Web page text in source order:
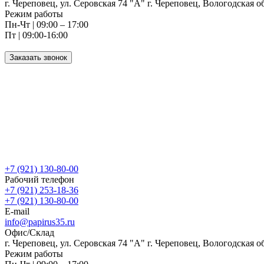
г. Череповец, ул. Серовская 74 "А" г. Череповец, Вологодская
Режим работы
Пн-Чт | 09:00 – 17:00
Пт | 09:00-16:00
Заказать звонок
+7 (921) 130-80-00
Рабочий телефон
+7 (921) 253-18-36
+7 (921) 130-80-00
E-mail
info@papirus35.ru
Офис/Склад
г. Череповец, ул. Серовская 74 "А" г. Череповец, Вологодская
Режим работы